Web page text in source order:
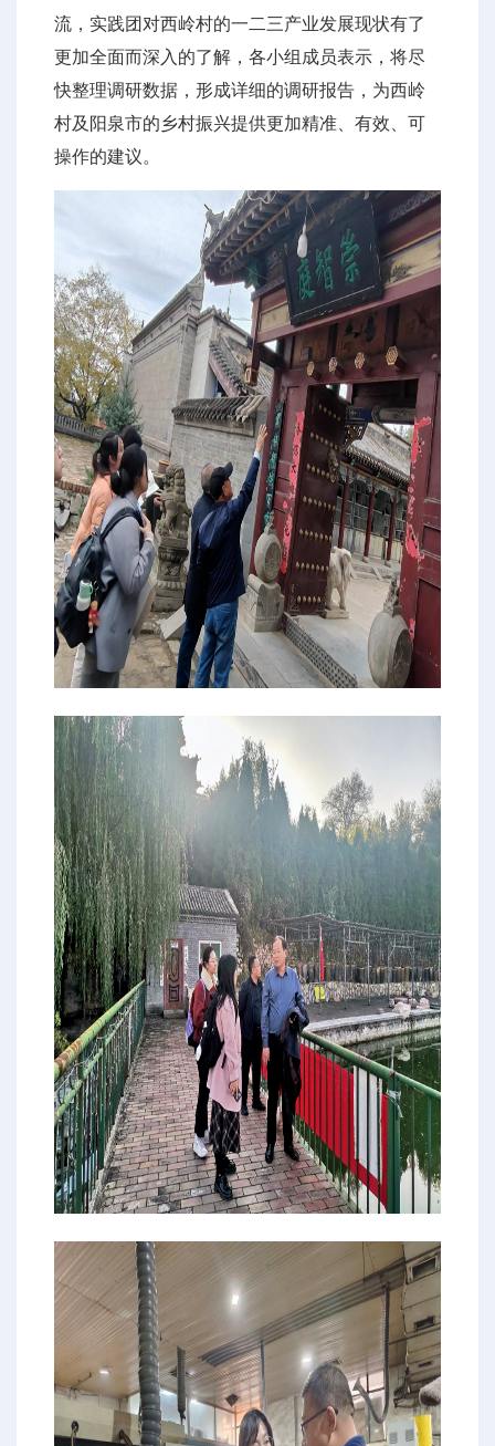
流，实践团对西岭村的一二三产业发展现状有了
更加全面而深入的了解，各小组成员表示，将尽
快整理调研数据，形成详细的调研报告，为西岭
村及阳泉市的乡村振兴提供更加精准、有效、可
操作的建议。